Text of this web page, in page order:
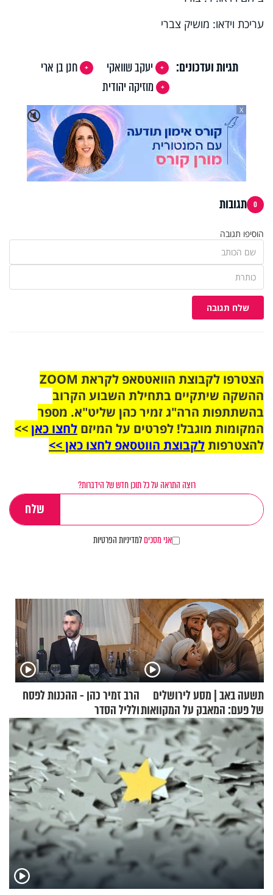
עריכת וידאו: מושיק צברי
תגיות ועדכונים: יעקב שוואקי
חנן בן ארי
מוזיקה יהודית
🔇
X
0 תגובות
הוסיפו תגובה
שלח תגובה
הצטרפו לקבוצת הוואטסאפ לקראת ZOOM
ההשקה שיתקיים בתחילת השבוע הקרוב
בהשתתפות הרה"ג זמיר כהן שליט"א. מספר
המקומות מוגבל! לפרטים על המיזם לחצו כאן>>
להצטרפותלקבוצת הווטסאפ לחצו כאן >>
רוצה התראה על כל תוכן חדש של הידברות?
אני מסכיםלמדיניות הפרטיות
תשעה באב | מסע לירושלים
של פעם: המאבק על המקוואות
הרב זמיר כהן - ההכנות לפסח
ולליל הסדר